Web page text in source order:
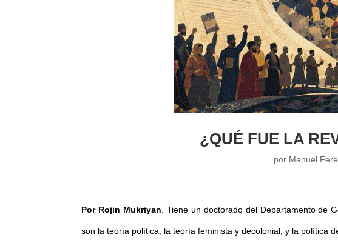
¿QUÉ FUE LA
por Manuel
Por Rojin Mukriyan . Tiene un doctorado del Departamento de
son la teoría política, la teoría feminista y decolonial, y la política